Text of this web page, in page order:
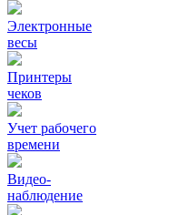
Электронные
весы
Принтеры
чеков
Учет рабочего
времени
Видео‑
наблюдение